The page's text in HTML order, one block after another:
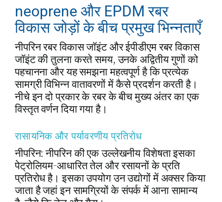
neoprene और EPDM रबर
विकास जोड़ों के बीच प्रमुख भिन्नताएँ
नीपरिन रबर विकास जॉइंट और ईपीडीएम रबर विकास
जॉइंट की तुलना करते समय, उनके अद्वितीय गुणों को
पहचानना और यह समझना महत्वपूर्ण है कि प्रत्येक
सामग्री विभिन्न वातावरणों में कैसे प्रदर्शन करती है।
नीचे इन दो प्रकार के रबर के बीच मुख्य अंतर का एक
विस्तृत वर्णन दिया गया है।
रासायनिक और पर्यावरणीय प्रतिरोध
नीपरिन: नीपरिन की एक उल्लेखनीय विशेषता इसका
पेट्रोलियम-आधारित तेल और रसायनों के प्रति
प्रतिरोध है। इसका उपयोग उन उद्योगों में अक्सर किया
जाता है जहां इन सामग्रियों के संपर्क में आना सामान्य